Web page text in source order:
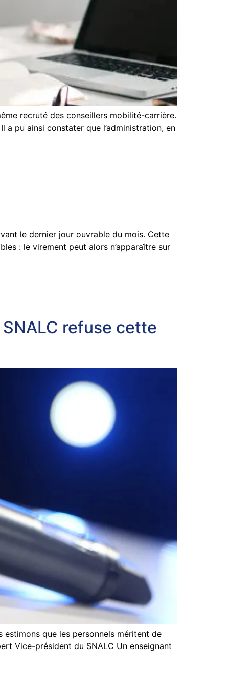
recruté des conseillers mobilité-carrière.
a pu ainsi constater que l’administration, en
le dernier jour ouvrable du mois. Cette
: le virement peut alors n’apparaître sur
refuse cette
estimons que les personnels méritent de
Vice-président du SNALC Un enseignant